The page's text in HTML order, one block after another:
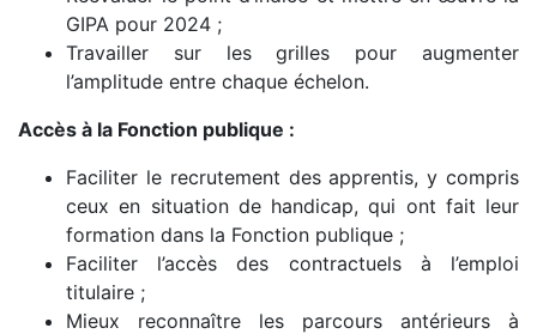
GIPA pour 2024 ;
Travailler sur les grilles pour augmenter
l’amplitude entre chaque échelon.
Accès à la Fonction publique :
Faciliter le recrutement des apprentis, y compris
ceux en situation de handicap, qui ont fait leur
formation dans la Fonction publique ;
Faciliter l’accès des contractuels à l’emploi
titulaire ;
Mieux reconnaître les parcours antérieurs à